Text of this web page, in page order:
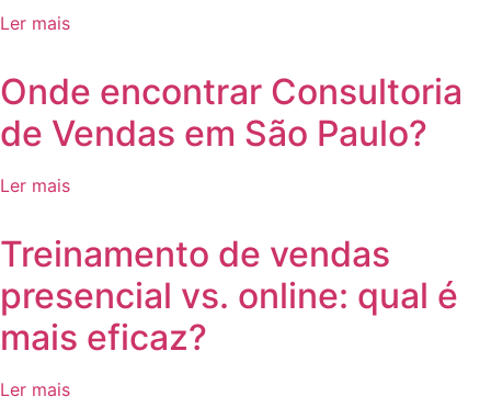
Ler mais
Onde encontrar Consultoria
de Vendas em São Paulo?
Ler mais
⁠Treinamento de vendas
presencial vs. online: qual é
mais eficaz?
Ler mais